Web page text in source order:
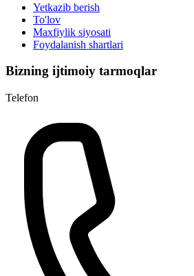
Yetkazib berish
To'lov
Maxfiylik siyosati
Foydalanish shartlari
Bizning ijtimoiy tarmoqlar
Telefon